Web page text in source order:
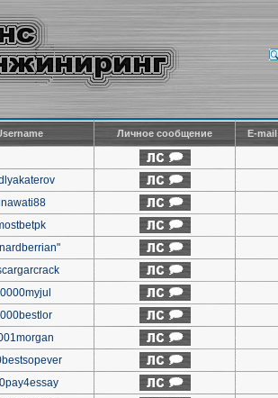
Личное сообщение E-